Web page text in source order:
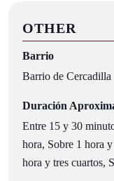
OTHER
Barrio
Barrio de Cercadilla
Duración
Entre 15 y 30
hora, Sobre 1 hora
hora y tres cuartos,